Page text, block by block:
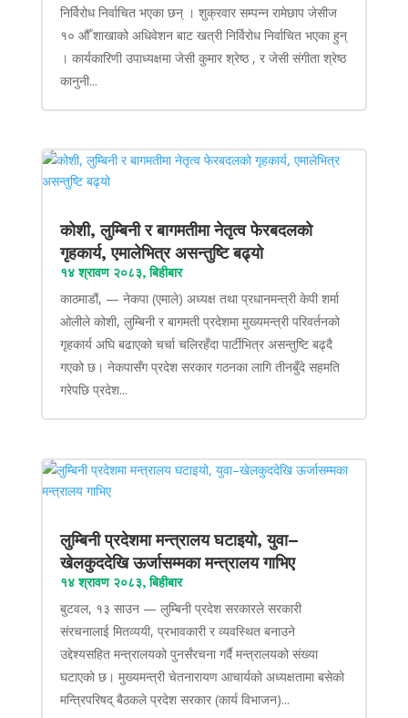
निर्विरोध निर्वाचित भएका छन् । शुक्रवार सम्पन्न रामेछाप जेसीज
१० औँ शाखाको अधिवेशन बाट खत्री निर्विरोध निर्वाचित भएका हुन्
। कार्यकारिणी उपाध्यक्षमा जेसी कुमार श्रेष्ठ , र जेसी संगीता श्रेष्ठ
कानुनी...
कोशी, लुम्बिनी र बागमतीमा नेतृत्व फेरबदलको
गृहकार्य, एमालेभित्र असन्तुष्टि बढ्यो
१४ श्रावण २०८३, बिहीबार
काठमाडौं, — नेकपा (एमाले) अध्यक्ष तथा प्रधानमन्त्री केपी शर्मा
ओलीले कोशी, लुम्बिनी र बागमती प्रदेशमा मुख्यमन्त्री परिवर्तनको
गृहकार्य अघि बढाएको चर्चा चलिरहँदा पार्टीभित्र असन्तुष्टि बढ्दै
गएको छ। नेकपासँग प्रदेश सरकार गठनका लागि तीनबुँदे सहमति
गरेपछि प्रदेश...
लुम्बिनी प्रदेशमा मन्त्रालय घटाइयो, युवा–
खेलकुददेखि ऊर्जासम्मका मन्त्रालय गाभिए
१४ श्रावण २०८३, बिहीबार
बुटवल, १३ साउन — लुम्बिनी प्रदेश सरकारले सरकारी
संरचनालाई मितव्ययी, प्रभावकारी र व्यवस्थित बनाउने
उद्देश्यसहित मन्त्रालयको पुनर्संरचना गर्दै मन्त्रालयको संख्या
घटाएको छ। मुख्यमन्त्री चेतनारायण आचार्यको अध्यक्षतामा बसेको
मन्त्रिपरिषद् बैठकले प्रदेश सरकार (कार्य विभाजन)...